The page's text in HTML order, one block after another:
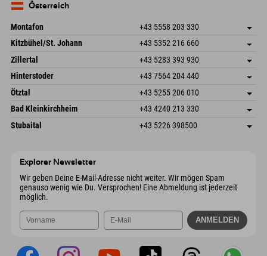
Deutschland
Österreich
Montafon +43 5558 203 330
Dorfstr. 127b
6793 Gaschurn/Montafon
Österreich
Adresse speichern
Buchen
Kitzbühel/St. Johann +43 5352 216 660
Speckbacherstraße 87
6380 St. Johann in Tirol
Österreich
Adresse speichern
Anreiseinfos
Buchen
Zillertal +43 5283 393 930
Schmiedau 2
Österreich
Adresse speichern
Buchen
Hinterstoder +43 7564 204 440
Freizeitpark 10
4573 Hinterstoder
Österreich
Adresse speichern
Anreiseinfos
Buchen
Ötztal +43 5255 206 010
Gscheat 14
Österreich
Adresse speichern
Buchen
Bad Kleinkirchheim +43 4240 213 330
Dorfstraße 24
9546 Bad Kleinkirchheim
Adresse speichern
Anreiseinfos
Stubaital +43 5226 398500
Explorer Newsletter
Wir geben Deine E-Mail-Adresse nicht weiter. Wir mögen Spam
genauso wenig wie Du. Versprochen! Eine Abmeldung ist jederzeit
möglich.